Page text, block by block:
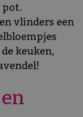
pot.
vlinders een
keuken,